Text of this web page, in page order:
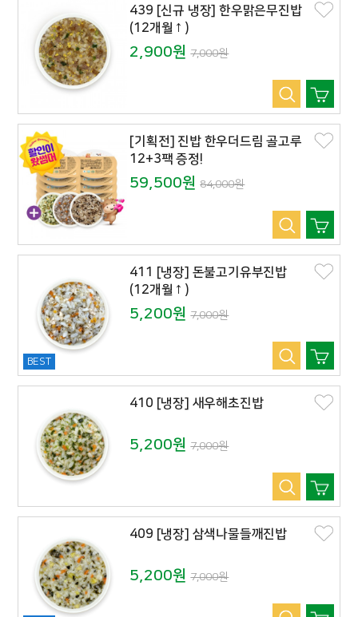
439 [신규 냉장] 한우맑은무진밥
(12개월↑)
2,900원7,000원
[기획전] 진밥 한우더드림 골고루
12+3팩 증정!
59,500원84,000원
BEST
411 [냉장] 돈불고기유부진밥
(12개월↑)
5,200원7,000원
410 [냉장] 새우해초진밥
5,200원7,000원
409 [냉장] 삼색나물들깨진밥
5,200원7,000원